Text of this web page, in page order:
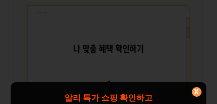
알리 특가 쇼핑 확인하고
X